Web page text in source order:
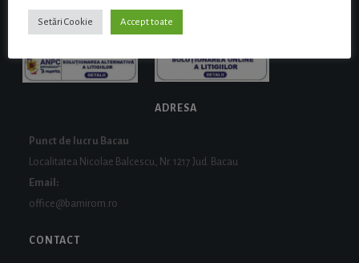
ADRESA
Punct de lucru Bacau
Localitatea Nicolae Balcescu, Nr. 1217 Jud. Bacau
Email:
office@bamirom.ro
CONTACT
Setări Cookie Accept toate